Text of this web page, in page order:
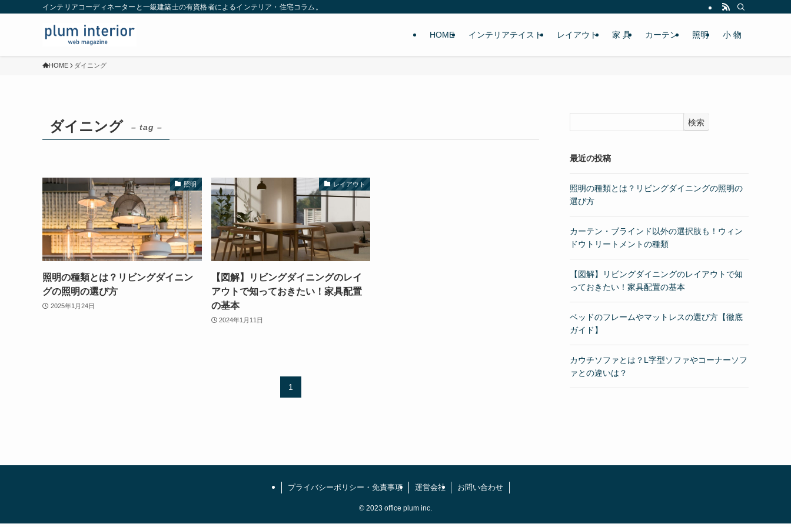
インテリアコーディネーターと一級建築士の有資格者によるインテリア・住宅コラム。
HOME インテリアテイスト レイアウト 家 具 カーテン 照明 小 物
HOME ダイニング
ダイニング – tag –
照明
照明の種類とは？リビングダイニン
グの照明の選び方
2025年1月24日
レイアウト
【図解】リビングダイニングのレイ
アウトで知っておきたい！家具配置
の基本
2024年1月11日
1
検索
最近の投稿
照明の種類とは？リビングダイニングの照明の
選び方
カーテン・ブラインド以外の選択肢も！ウィン
ドウトリートメントの種類
【図解】リビングダイニングのレイアウトで知
っておきたい！家具配置の基本
ベッドのフレームやマットレスの選び方【徹底
ガイド】
カウチソファとは？L字型ソファやコーナーソフ
ァとの違いは？
プライバシーポリシー・免責事項 運営会社 お問い合わせ
© 2023 office plum inc.